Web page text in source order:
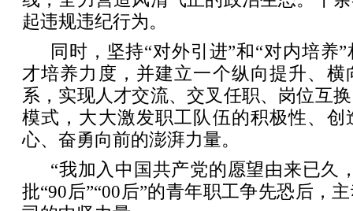
起违规违纪行为。
同时，坚持“对外引进”和“对内培养
才培养力度，并建立一个纵向提升、横
系，实现人才交流、交叉任职、岗位互
模式，大大激发职工队伍的积极性、创
心、奋勇向前的澎湃力量。
“我加入中国共产党的愿望由来已久
批“90后”“00后”的青年职工争先恐后，